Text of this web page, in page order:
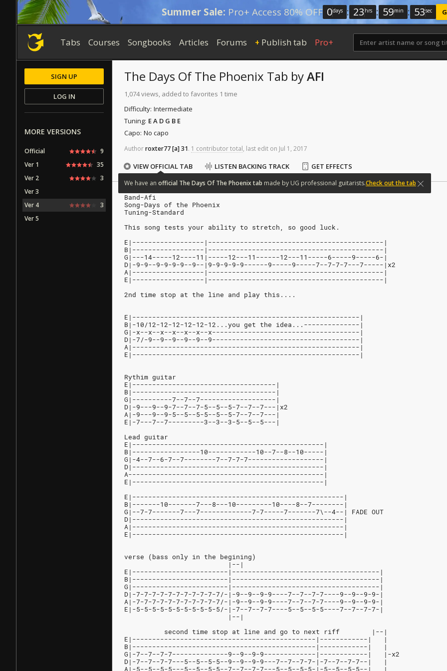
Summer Sale: Pro+ Access 80% OFF 0days : 23 hrs : 59min : 52sec
Tabs Courses Songbooks Articles Forums + Publish tab Pro+
The Days Of The Phoenix Tab byAFI
1,074 views, added to favorites 1 time
Difficulty: Intermediate
Tuning: E A D G B E
Capo: No capo
Authorroxter77[a]31. 1 contributor total, last edit on Jul 1, 2017
VIEW OFFICIAL TAB
We have an official TheDays Of ThePhoenixtab made by UG professional guitarists.Check out the tab
LISTEN BACKING TRACK GET EFFECTS
Band-Afi
Song-Days of the Phoenix
Tuning-Standard
This song tests your ability to stretch, so good luck.
E|------------------|--------------------------------------------|
B|------------------|--------------------------------------------|
G|---14-----12----11|-----12---11------12---11-----6-----9-----6-|
D|-9-9--9-9-9-9--9--|9-9-9-9-9------9-----9-----7--7-7-7---7-----|x2
A|------------------|--------------------------------------------|
E|------------------|--------------------------------------------|
2nd time stop at the line and play this....
E|---------------------------------------------------------|
B|-10/12-12-12-12-12-12...you get the idea...--------------|
G|-x--x--x--x--x--x--x-------------------------------------|
D|-7/-9--9--9--9--9--9-------------------------------------|
A|---------------------------------------------------------|
E|---------------------------------------------------------|
Rythim guitar
E|------------------------------------|
B|------------------------------------|
G|----------7--7--7-------------------|
D|-9---9--9-7--7--7-5--5--5-7--7--7---|x2
A|-9---9--9-5--5--5-5--5--5-7--7--7---|
E|-7---7--7---------3--3--3-5--5--5---|
Lead guitar
E|------------------------------------------------|
B|-----------------10------------10--7--8--10-----|
G|-4--7--6-7--7--------7--7-7-7-------------------|
D|------------------------------------------------|
A-------------------------------------------------|
E|------------------------------------------------|
E|-----------------------------------------------------|
B|-------10-------7---8---10---------10----8--7--------|
G|--7-7-------7---7-------------7-7-----7-------7\--4--| FADE OUT
D|-----------------------------------------------------|
A|-----------------------------------------------------|
E|-----------------------------------------------------|
verse (bass only in the begining)
                          |--|
E|------------------------|-------------------------------------|
B|------------------------|-------------------------------------|
G|------------------------|-------------------------------------|
D|-7-7-7-7-7-7-7-7-7-7-7/-|-9--9--9-9----7--7--7-7----9--9--9-9-|
A|-7-7-7-7-7-7-7-7-7-7-7/-|-9--9--9-9----7--7--7-7----9--9--9-9-|
E|-5-5-5-5-5-5-5-5-5-5-5/-|-7--7--7-7----5--5--5-5----7--7--7-7-|
                          |--|
          second time stop at line and go to next riff        |--|
E|----------------------------------------------|------------|   |
B|----------------------------------------------|------------|   |
G|-7--7--7-7--------------9--9--9-9-------------|------------|   |-x2
D|-7--7--7-7---5--5--5-5--9--9--9-9---7--7--7-7-|-7--7--7-7--|   |
A|-5--5--5-5---5--5--5-5--7--7--7-7---5--5--5-5-|-5--5--5-5--|   |
SIGN UP
LOG IN
MORE VERSIONS
Official
9
Ver 1
35
Ver 2
3
Ver 3
Ver 4
3
Ver 5